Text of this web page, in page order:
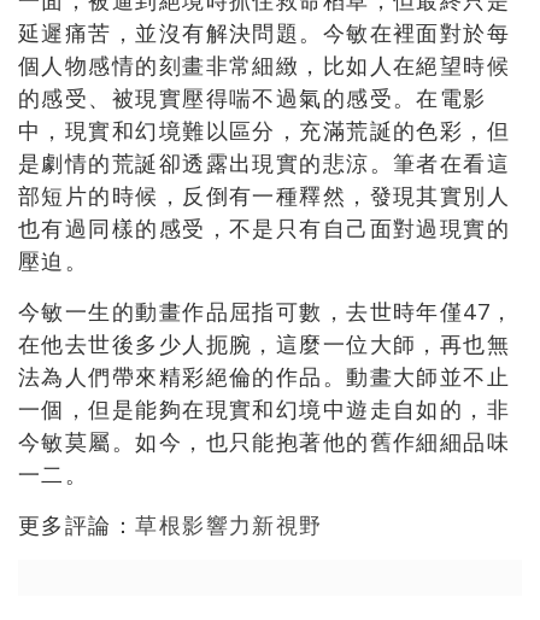
延遲痛苦，並沒有解決問題。今敏在裡面對於每
個人物感情的刻畫非常細緻，比如人在絕望時候
的感受、被現實壓得喘不過氣的感受。在電影
中，現實和幻境難以區分，充滿荒誕的色彩，但
是劇情的荒誕卻透露出現實的悲涼。筆者在看這
部短片的時候，反倒有一種釋然，發現其實別人
也有過同樣的感受，不是只有自己面對過現實的
壓迫。
今敏一生的動畫作品屈指可數，去世時年僅47，
在他去世後多少人扼腕，這麼一位大師，再也無
法為人們帶來精彩絕倫的作品。動畫大師並不止
一個，但是能夠在現實和幻境中遊走自如的，非
今敏莫屬。如今，也只能抱著他的舊作細細品味
一二。
更多評論：草根影響力新視野